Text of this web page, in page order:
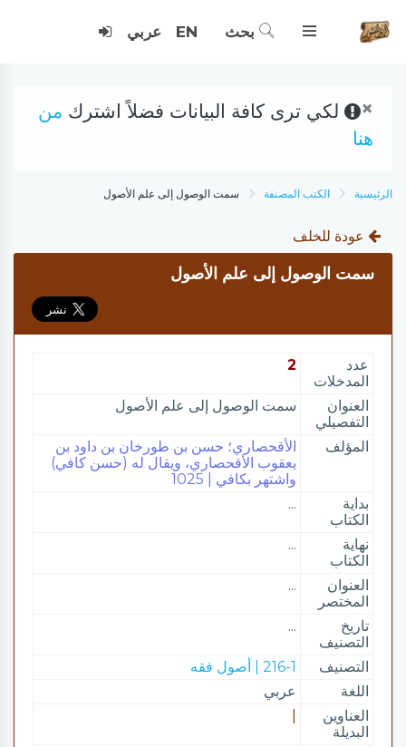
بحث EN عربي
× لكي ترى كافة البيانات فضلاً اشترك من
هنا
الرئيسية الكتب المصنفة سمت الوصول إلى علم الأصول
عودة للخلف
سمت الوصول إلى علم الأصول
عدد
المدخلات
2
العنوان
التفصيلي
سمت الوصول إلى علم الأصول
المؤلف
الأقحصاري؛ حسن بن طورخان بن داود بن
يعقوب الأقحصاري، ويقال له (حسن كافي)
واشتهر بكافي | 1025
بداية
الكتاب
...
نهاية
الكتاب
...
العنوان
المختصر
...
تاريخ
التصنيف
...
التصنيف
216-1 | أصول فقه
اللغة
عربي
العناوين
البديلة